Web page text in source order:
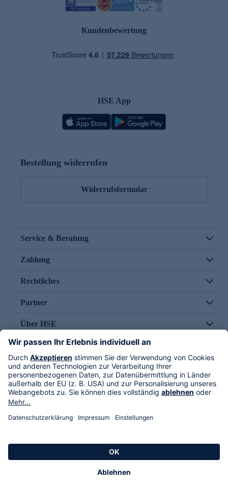
Kundenbewertung
HSE App
Bestellung widerrufen
Widerrufsformular
Service & Beratung
Zahlung
Rechtliches
Partner
Über HSE
Im TV
HSE International